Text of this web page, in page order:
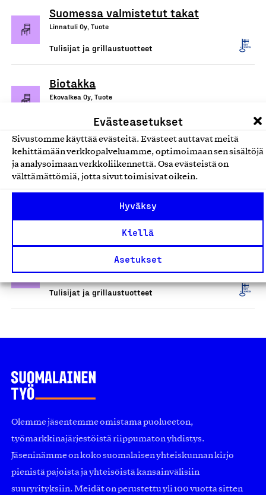
Evästeasetukset
Sivustomme käyttää evästeitä. Evästeet auttavat meitä
kehittämään verkkopalveluamme, optimoimaan sen sisältöjä
ja analysoimaan verkkoliikennettä. Osa evästeistä on
välttämättömiä, jotta sivut toimisivat oikein.
Hyväksy
Kiellä
Asetukset
Suomessa valmistetut takat
Linnatuli Oy, Tuote
Tulisijat ja grillaustuotteet
Biotakka
Ekovalkea Oy, Tuote
Tulisijat ja grillaustuotteet
Tulisijatuotteet: grillit,
savukuvut, piiput, takkaluukut,
Tulisijat ja grillaustuotteet
Keitele -kiertoilmatakka
Pisla Oy, Tuote
Tulisijat ja grillaustuotteet
Olemme jäsentemme omistama puolueeton,
työmarkkinajärjestöistä riippumaton yhdistys.
Jäseninämme on koko suomalaisen yhteiskunnan kirjo
pienistä pajoista ja yhteisöistä kansainvälisiin
suuryrityksiin. Meidät on perustettu yli 100 vuotta sitten